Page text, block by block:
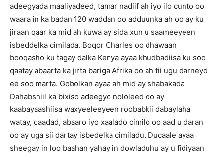
adeegyada maaliyadeed, tamar nadiif ah iyo ilo cunto oo
waara in ka badan 120 waddan oo adduunka ah oo ay ku
jiraan qaar ka mid ah kuwa ay sida xun u saameeyeen
isbeddelka cimilada. Boqor Charles oo dhawaan
booqasho ku tagay dalka Kenya ayaa khudbadiisa ku soo
qaatay abaarta ka jirta bariga Afrika oo ah tii ugu darneyd
ee soo marta. Gobolkan ayaa ah mid ay shabakada
Dahabshiil ka bixiso adeegyo nololeed oo ay
kaabayaashiisa waxyeeleeyeen roobabkii dabaylaha
watay, daadad, abaaro iyo xaalado cimilo oo aad u daran
oo ay uga sii dartay isbedelka cimiladu. Ducaale ayaa
sheegay in loo baahan yahay in dowladuhu ay u fidiyaan